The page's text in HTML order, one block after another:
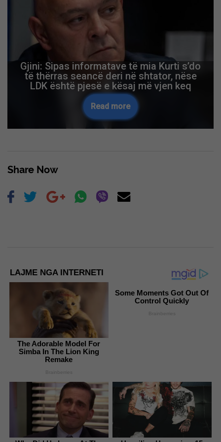
Ardian Gjini i kërkon ballafaqim televiziv
Albin Kurtit: Le ta zgjedh gazetarin,
televizionin, le t’na dëgjojë populli
Read more
Share Now
LAJME NGA INTERNETI
The Adorable Model For
Simba In The Lion King
Remake
Brainberries
Some Moments Got Out Of
Control Quickly
Brainberries